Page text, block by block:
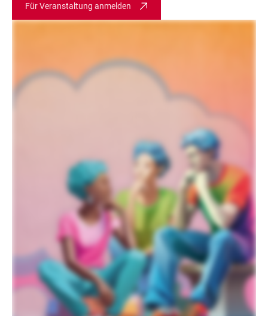
Für Veranstaltung anmelden